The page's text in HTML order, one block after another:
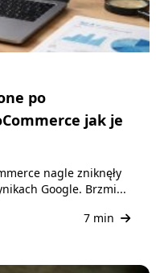
po
jak je
nagle zniknęły
Google. Brzmi...
7 min